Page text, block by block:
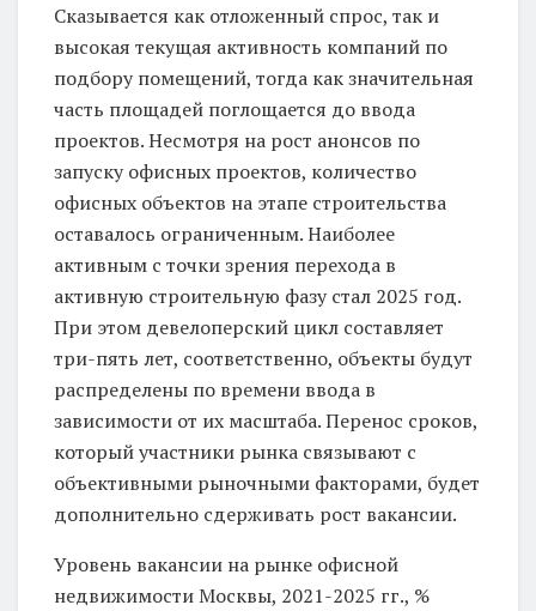
Сказывается как отложенный спрос, так и
высокая текущая активность компаний по
подбору помещений, тогда как значительная
часть площадей поглощается до ввода
проектов. Несмотря на рост анонсов по
запуску офисных проектов, количество
офисных объектов на этапе строительства
оставалось ограниченным. Наиболее
активным с точки зрения перехода в
активную строительную фазу стал 2025 год.
При этом девелоперский цикл составляет
три-пять лет, соответственно, объекты будут
распределены по времени ввода в
зависимости от их масштаба. Перенос сроков,
который участники рынка связывают с
объективными рыночными факторами, будет
дополнительно сдерживать рост вакансии.
Уровень вакансии на рынке офисной
недвижимости Москвы, 2021-2025 гг., %